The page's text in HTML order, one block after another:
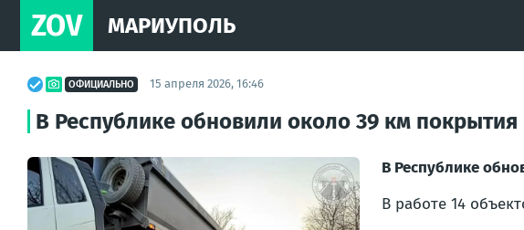
ZOV МАРИУПОЛЬ
ОФИЦИАЛЬНО 15 апреля 2026, 16:46
В Республике обновили около 39 км
В Республике
В работе 14